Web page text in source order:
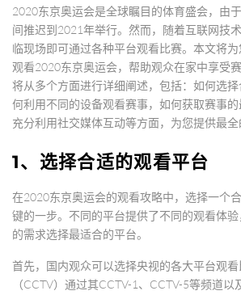
2020东京奥运会是全球瞩目的体育盛会，由
间推迟到2021年举行。然而，随着互联网技
临现场即可通过各种平台观看比赛。本文将
观看2020东京奥运会，帮助观众在家中享受
将从多个方面进行详细阐述，包括：如何选
何利用不同的设备观看赛事，如何获取赛事
充分利用社交媒体互动等方面，为您提供最全
1、选择合适的观看平台
在2020东京奥运会的观看攻略中，选择一个
键的一步。不同的平台提供了不同的观看体
的需求选择最适合的平台。
首先，国内观众可以选择央视的各大平台观
（CCTV）通过其CCTV-1、CCTV-5等频道以